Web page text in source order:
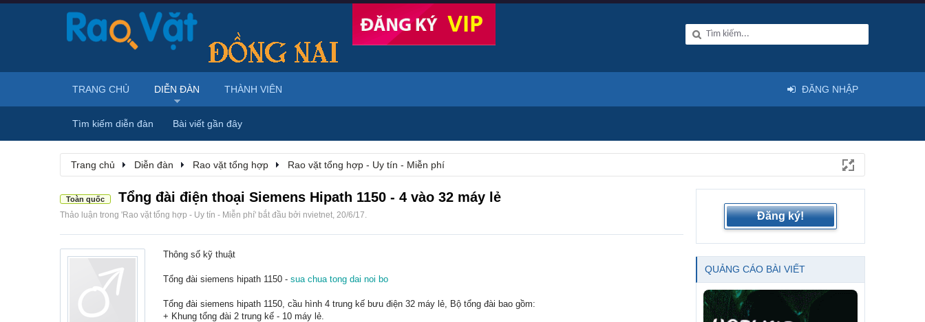
Trang chủ Diễn đàn Rao vặt tổng hợp Rao vặt tổng hợp - Uy tín - Miễn phí
Toàn quốc Tổng đài điện thoại Siemens Hipath 1150 - 4 vào 32 máy lẻ
Thảo luận trong 'Rao vặt tổng hợp - Uy tín - Miễn phí' bắt đầu bởi nvietnet, 20/6/17.
Thông số kỹ thuật
Tổng đài siemens hipath 1150 - sua chua tong dai noi bo
Tổng đài siemens hipath 1150, cầu hình 4 trung kế bưu điện 32 máy lẻ, Bộ tổng đài bao gồm:
+ Khung tổng đài 2 trung kế - 10 máy lẻ.
Đăng ký!
QUẢNG CÁO BÀI VIẾT
TRANG CHỦ DIỄN ĐÀN
Tìm kiếm diễn đàn Bài viết gần đây
THÀNH VIÊN ĐĂNG NHẬP